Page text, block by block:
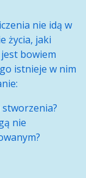
nie idą w
życia, jaki
bowiem
istnieje w nim
stworzenia?
nie